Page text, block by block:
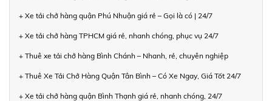
+ Xe tải chở hàng quận Phú Nhuận giá rẻ – Gọi là có | 24/7
+ Xe tải chở hàng TPHCM giá rẻ, nhanh chóng, phục vụ 24/7
+ Thuê xe tải chở hàng Bình Chánh – Nhanh, rẻ, chuyên nghiệp
+ Thuê Xe Tải Chở Hàng Quận Tân Bình – Có Xe Ngay, Giá Tốt 24/7
+ Xe tải chở hàng quận Bình Thạnh giá rẻ, nhanh chóng, 24/7